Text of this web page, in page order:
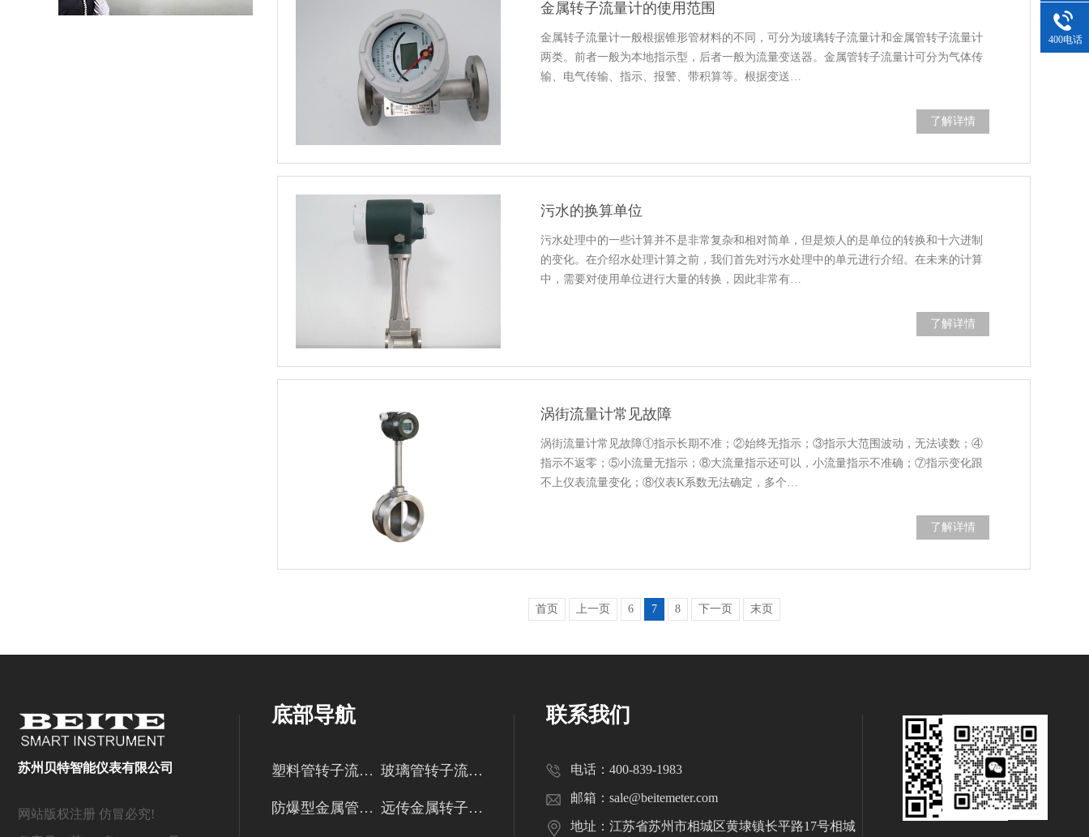
金属转子流量计的使用范围
金属转子流量计一般根据锥形管材料的不同，可分为玻璃转子流量计和金属管转子流量计
两类。前者一般为本地指示型，后者一般为流量变送器。金属管转子流量计可分为气体传
输、电气传输、指示、报警、带积算等。根据变送…
了解详情
污水的换算单位
污水处理中的一些计算并不是非常复杂和相对简单，但是烦人的是单位的转换和十六进制
的变化。在介绍水处理计算之前，我们首先对污水处理中的单元进行介绍。在未来的计算
中，需要对使用单位进行大量的转换，因此非常有…
了解详情
涡街流量计常见故障
涡街流量计常见故障①指示长期不准；②始终无指示；③指示大范围波动，无法读数；④
指示不返零；⑤小流量无指示；⑧大流量指示还可以，小流量指示不准确；⑦指示变化跟
不上仪表流量变化；⑧仪表K系数无法确定，多个…
了解详情
首页 上一页 6 7 8 下一页 末页
苏州贝特智能仪表有限公司
网站版权注册 仿冒必究!
底部导航
塑料管转子流量计 玻璃管转子流量计
防爆型金属管转子流量计 远传金属转子流量计
联系我们
电话：400-839-1983
邮箱：sale@beitemeter.com
地址：江苏省苏州市相城区黄埭镇长平路17号相城
400电话